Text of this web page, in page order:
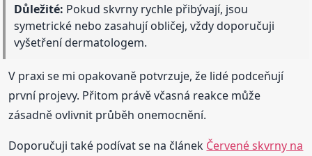
Důležité: Pokud skvrny rychle přibývají, jsou
symetrické nebo zasahují obličej, vždy doporučuji
vyšetření dermatologem.
V praxi se mi opakovaně potvrzuje, že lidé podceňují
první projevy. Přitom právě včasná reakce může
zásadně ovlivnit průběh onemocnění.
Doporučuji také podívat se na článek Červené skvrny na